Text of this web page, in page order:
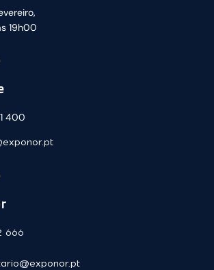
19h00
400
666